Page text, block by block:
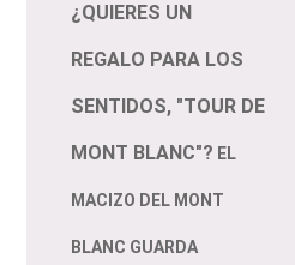
¿QUIERES UN
REGALO PARA LOS
SENTIDOS, "TOUR DE
MONT BLANC"? EL
MACIZO DEL MONT
BLANC GUARDA